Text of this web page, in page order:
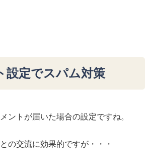
定でスパム対策
ントが届いた場合の設定ですね。
の交流に効果的ですが・・・